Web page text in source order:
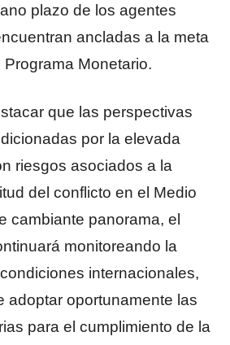
plazo de los agentes
ancladas a la meta
Monetario.
que las perspectivas
por la elevada
riesgos asociados a la
del conflicto en el Medio
cambiante panorama, el
monitoreando la
internacionales,
adoptar oportunamente las
para el cumplimiento de la